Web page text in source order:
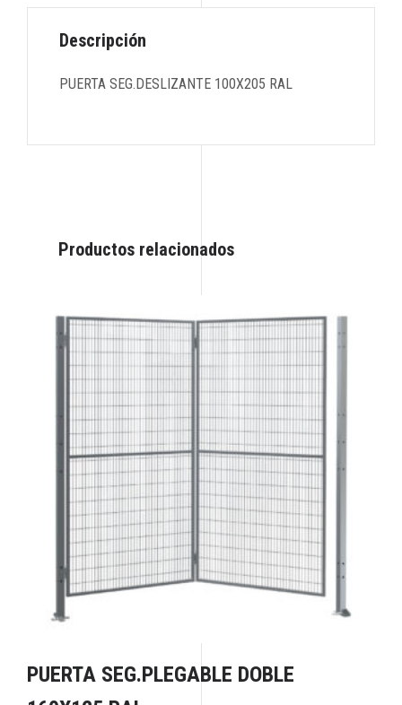
Descripción
PUERTA SEG.DESLIZANTE 100X205 RAL
Productos relacionados
PUERTA SEG.PLEGABLE DOBLE